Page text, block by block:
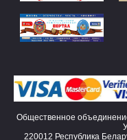
Общественное
220012 Республика